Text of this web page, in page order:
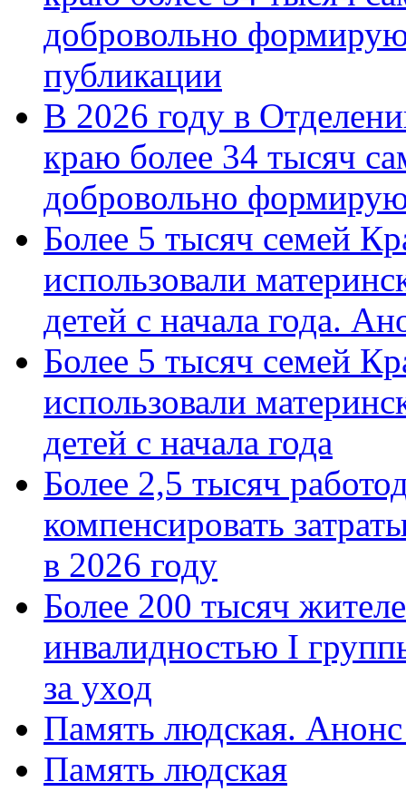
добровольно
публикации
В 2026 году в
краю более 34 тысяч
добровольно
Более 5 тысяч семей
использовали
детей с начала года.
Более 5 тысяч семей
использовали
детей с начала года
Более 2,5 тысяч
компенсировать
в 2026 году
Более 200 тысяч
инвалидностью I
за уход
Память людская.
Память людская